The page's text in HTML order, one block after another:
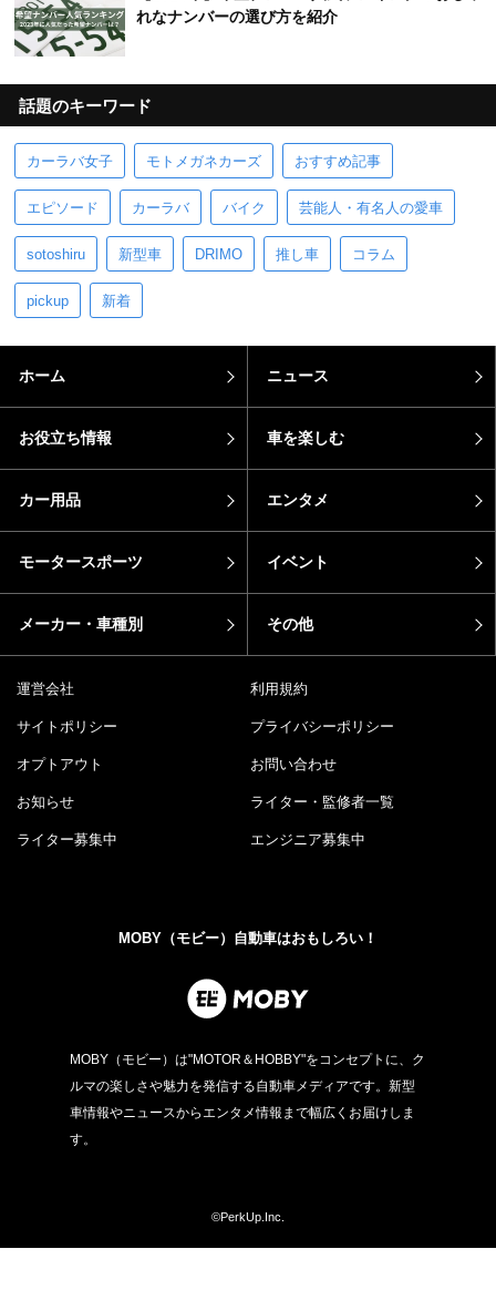
れなナンバーの選び方を紹介
話題のキーワード
カーラバ女子 モトメガネカーズ おすすめ記事
エピソード カーラバ バイク 芸能人・有名人の愛車
sotoshiru 新型車 DRIMO 推し車 コラム
pickup 新着
ホーム ニュース
お役立ち情報 車を楽しむ
カー用品 エンタメ
モータースポーツ イベント
メーカー・車種別 その他
運営会社 利用規約
サイトポリシー プライバシーポリシー
オプトアウト お問い合わせ
お知らせ ライター・監修者一覧
ライター募集中 エンジニア募集中
MOBY（モビー）自動車はおもしろい！
MOBY（モビー）は"MOTOR＆HOBBY"をコンセプトに、ク
ルマの楽しさや魅力を発信する自動車メディアです。新型
車情報やニュースからエンタメ情報まで幅広くお届けしま
す。
©PerkUp.Inc.